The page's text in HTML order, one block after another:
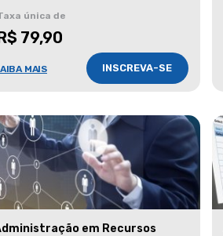
única de
79,90
MAIS INSCREVA-SE
em Recursos